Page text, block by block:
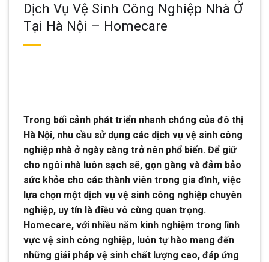
Dịch Vụ Vệ Sinh Công Nghiệp Nhà Ở
Tại Hà Nội – Homecare
Trong bối cảnh phát triển nhanh chóng của đô thị
Hà Nội, nhu cầu sử dụng các dịch vụ vệ sinh công
nghiệp nhà ở ngày càng trở nên phổ biến. Để giữ
cho ngôi nhà luôn sạch sẽ, gọn gàng và đảm bảo
sức khỏe cho các thành viên trong gia đình, việc
lựa chọn một dịch vụ vệ sinh công nghiệp chuyên
nghiệp, uy tín là điều vô cùng quan trọng.
Homecare, với nhiều năm kinh nghiệm trong lĩnh
vực vệ sinh công nghiệp, luôn tự hào mang đến
những giải pháp vệ sinh chất lượng cao, đáp ứng